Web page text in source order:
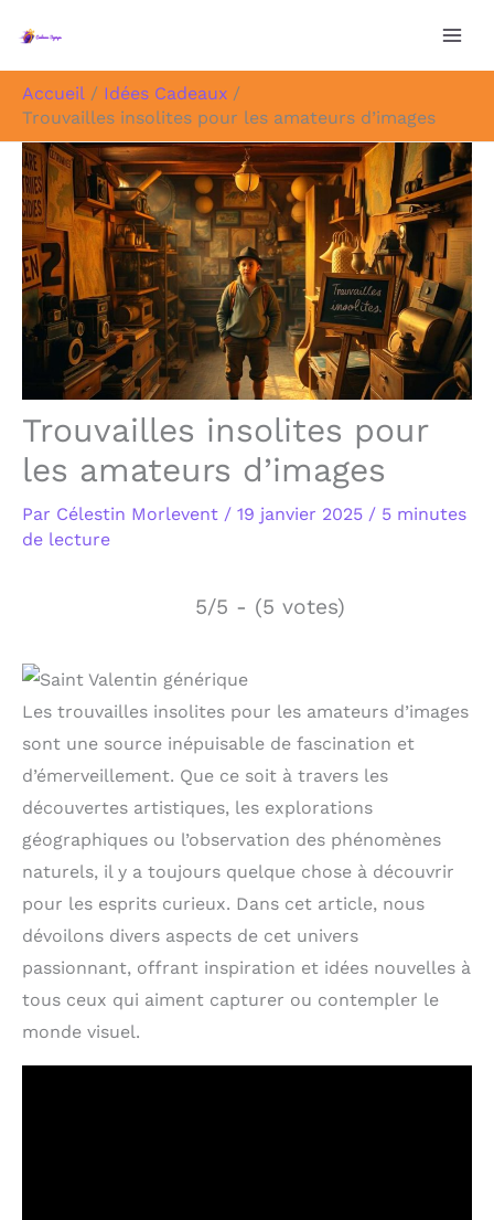
Accueil
Idées Cadeaux
Trouvailles insolites pour les amateurs d’images
Trouvailles insolites pour
les amateurs d’images
Par Célestin Morlevent / 19 janvier 2025 / 5 minutes
de lecture
5/5 - (5 votes)
Les trouvailles insolites pour les amateurs d’images
sont une source inépuisable de fascination et
d’émerveillement. Que ce soit à travers les
découvertes artistiques, les explorations
géographiques ou l’observation des phénomènes
naturels, il y a toujours quelque chose à découvrir
pour les esprits curieux. Dans cet article, nous
dévoilons divers aspects de cet univers
passionnant, offrant inspiration et idées nouvelles à
tous ceux qui aiment capturer ou contempler le
monde visuel.